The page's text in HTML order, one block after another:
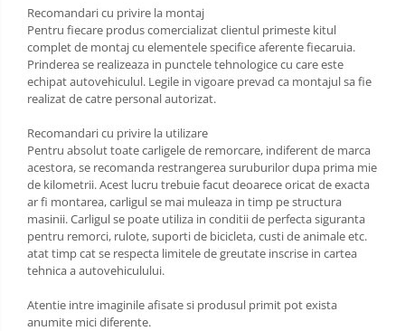
Carlige Subaru
Carlige Suzuki
Carlige Tesla
Carlige Volkswagen
Carlige Volvo
Carlige Xpeng
Carlige Xpeng G6
Carlige Xpeng G9
Covorase auto
Covorase auto Alfa Romeo
Recomandari cu privire la montaj
Pentru fiecare produs comercializat clientul primeste kitul
complet de montaj cu elementele specifice aferente fiecaruia.
Prinderea se realizeaza in punctele tehnologice cu care este
echipat autovehiculul. Legile in vigoare prevad ca montajul sa fie
realizat de catre personal autorizat.
Recomandari cu privire la utilizare
Pentru absolut toate carligele de remorcare, indiferent de marca
acestora, se recomanda restrangerea suruburilor dupa prima mie
de kilometrii. Acest lucru trebuie facut deoarece oricat de exacta
ar fi montarea, carligul se mai muleaza in timp pe structura
masinii. Carligul se poate utiliza in conditii de perfecta siguranta
pentru remorci, rulote, suporti de bicicleta, custi de animale etc.
atat timp cat se respecta limitele de greutate inscrise in cartea
tehnica a autovehiculului.
Atentie intre imaginile afisate si produsul primit pot exista
anumite mici diferente.